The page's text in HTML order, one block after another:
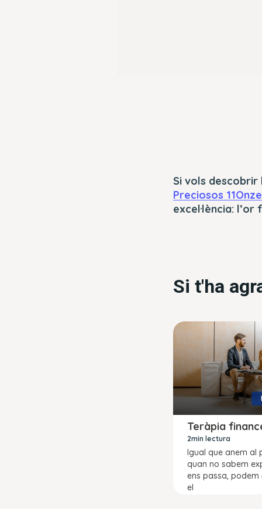
Si vols
Preciosos 11Onze
excel·lència: l’or
Si t'ha
Teràpia
2min lectura
Igual que anem al
quan no sabem
ens passa,
el